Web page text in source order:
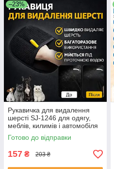
–23%
Рукавичка для видалення
шерсті SJ-1246 для одягу,
меблів, килимів і автомобіля
ЕКОБОКС
Готово до відправки
157 ₴ 203 ₴